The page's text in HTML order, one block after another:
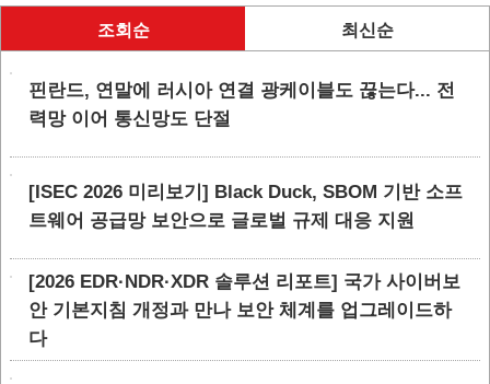
조회순 최신순
핀란드, 연말에 러시아 연결 광케이블도 끊는다... 전
력망 이어 통신망도 단절
[ISEC 2026 미리보기] Black Duck, SBOM 기반 소프
트웨어 공급망 보안으로 글로벌 규제 대응 지원
[2026 EDR·NDR·XDR 솔루션 리포트] 국가 사이버보
안 기본지침 개정과 만나 보안 체계를 업그레이드하
다